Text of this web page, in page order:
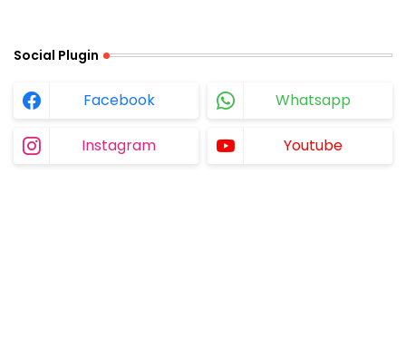
Social Plugin
Facebook Whatsapp
Instagram Youtube